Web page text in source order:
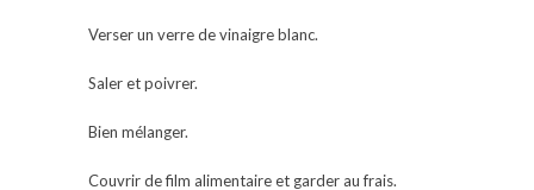
Verser un verre de vinaigre blanc.
Saler et poivrer.
Bien mélanger.
Couvrir de film alimentaire et garder au frais.